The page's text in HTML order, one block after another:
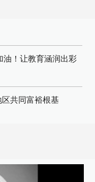
油！让教育涵润出彩
共同富裕根基